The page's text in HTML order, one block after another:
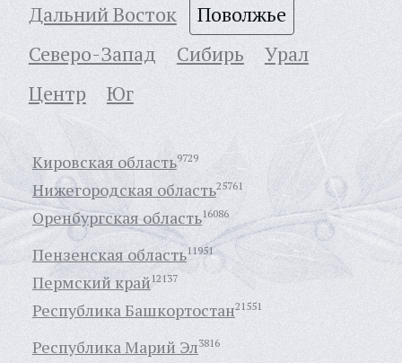
Дальний Восток
Поволжье
Северо-Запад
Сибирь
Урал
Центр
Юг
Кировская область9729
Нижегородская область25761
Оренбургская область16086
Пензенская область11951
Пермский край 12137
Республика Башкортостан21551
Республика Марий Эл3816